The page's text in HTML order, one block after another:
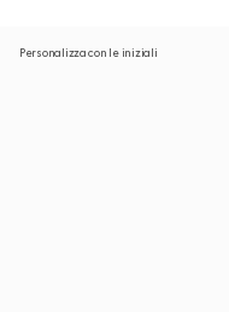
Personalizza con le iniziali